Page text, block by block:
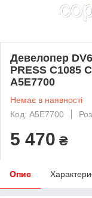
Девелопер
PRESS C1085
A5E7700
Немає в наявності
Код: A5E7700
5 470 ₴
Опис